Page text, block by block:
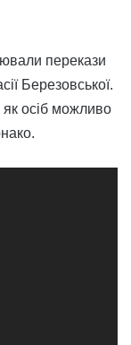
перекази
Березовської.
як осіб можливо